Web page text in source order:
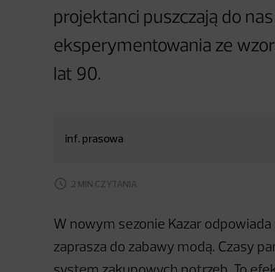
projektanci puszczają do
eksperymentowania ze
lat 90.
inf. prasowa
2 MIN CZYTANIA
W nowym sezonie Kazar
zaprasza do zabawy modą. Czasy